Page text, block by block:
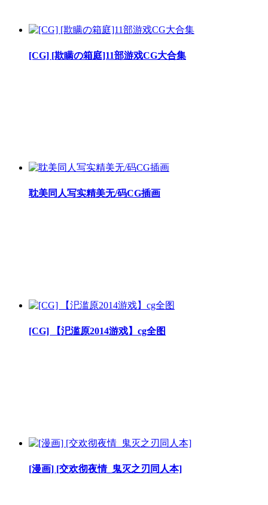
[CG] [欺瞒の箱庭]11部游戏CG大合集
耽美同人写实精美无/码CG插画
[CG] 【汜滥原2014游戏】cg全图
[漫画] [交欢彻夜情_鬼灭之刃同人本]